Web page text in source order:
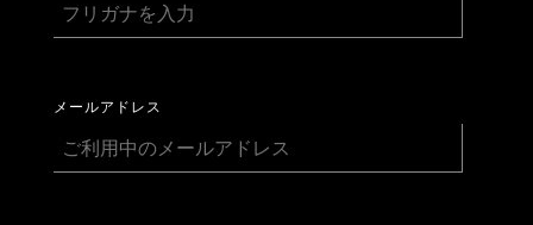
メールアドレス